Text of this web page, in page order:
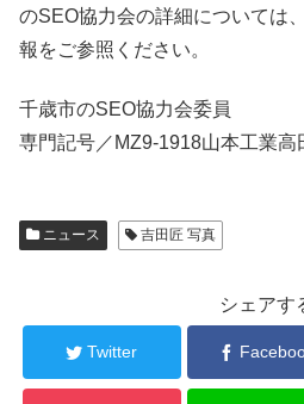
のSEO協力会の詳細については
報をご参照ください。
千歳市のSEO協力会委員
専門記号／MZ9-1918山本工業高
ニュース 吉田匠 写真
シェアす
Twitter